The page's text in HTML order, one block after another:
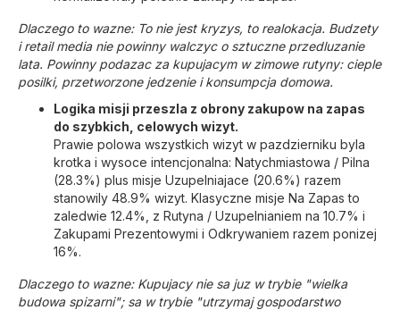
Dlaczego to wazne: To nie jest kryzys, to realokacja. Budzety
i retail media nie powinny walczyc o sztuczne przedluzanie
lata. Powinny podazac za kupujacym w zimowe rutyny: cieple
posilki, przetworzone jedzenie i konsumpcja domowa.
Logika misji przeszla z obrony zakupow na zapas
do szybkich, celowych wizyt.
Prawie polowa wszystkich wizyt w pazdzierniku byla
krotka i wysoce intencjonalna: Natychmiastowa / Pilna
(28.3%) plus misje Uzupelniajace (20.6%) razem
stanowily 48.9% wizyt. Klasyczne misje Na Zapas to
zaledwie 12.4%, z Rutyna / Uzupelnianiem na 10.7% i
Zakupami Prezentowymi i Odkrywaniem razem ponizej
16%.
Dlaczego to wazne: Kupujacy nie sa juz w trybie "wielka
budowa spizarni"; sa w trybie "utrzymaj gospodarstwo